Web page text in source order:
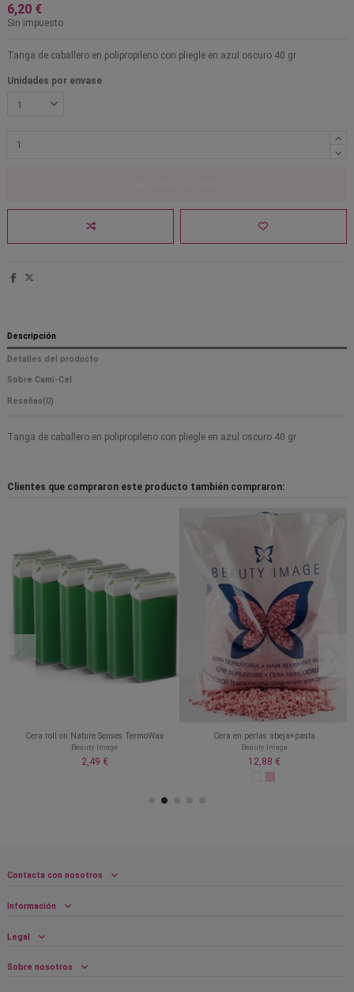
6,20 €
Sin impuesto
Tanga de caballero en polipropileno con pliegle en azul oscuro 40 gr
Unidades por envase
Descripción
Detalles del producto
Sobre Cami-Cel
Reseñas(0)
Tanga de caballero en polipropileno con pliegle en azul oscuro 40 gr
Clientes que compraron este producto también compraron:
Cera roll on Nature Senses TermoWax
Beauty Image
2,49 €
Cera en perlas abeja+pasta
Beauty Image
12,88 €
Contacta con nosotros
Información
Legal
Sobre nosotros